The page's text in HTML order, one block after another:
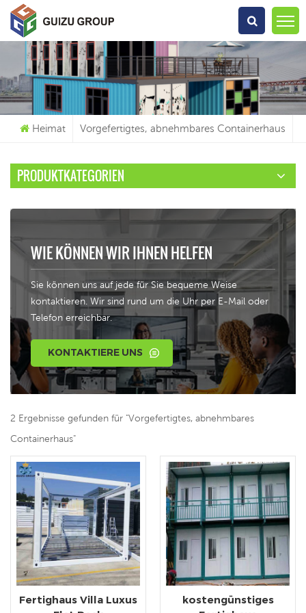
Wonach Suchst Du?
Heimat Vorgefertigtes, abnehmbares Containerhaus
PRODUKTKATEGORIEN
WIE KÖNNEN WIR IHNEN HELFEN
Sie können uns auf jede für Sie bequeme Weise
kontaktieren. Wir sind rund um die Uhr per E-Mail oder
Telefon erreichbar.
KONTAKTIERE UNS
2 Ergebnisse gefunden für "Vorgefertigtes, abnehmbares
Containerhaus"
Fertighaus Villa Luxus
kostengünstiges